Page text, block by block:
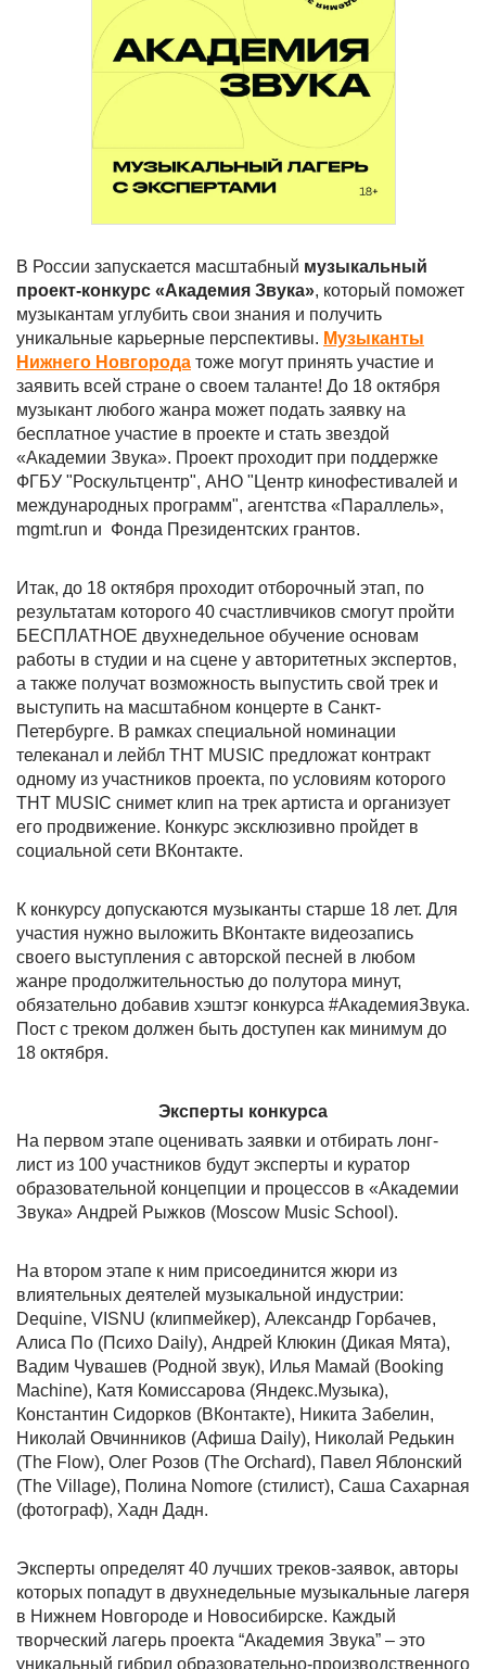
В России запускается масштабный музыкальный
проект-конкурс «Академия Звука», который поможет
музыкантам углубить свои знания и получить
уникальные карьерные перспективы. Музыканты
Нижнего Новгорода тоже могут принять участие и
заявить всей стране о своем таланте! До 18 октября
музыкант любого жанра может подать заявку на
бесплатное участие в проекте и стать звездой
«Академии Звука». Проект проходит при поддержке
ФГБУ "Роскультцентр", АНО "Центр кинофестивалей и
международных программ", агентства «Параллель»,
mgmt.run и Фонда Президентских грантов.
Итак, до 18 октября проходит отборочный этап, по
результатам которого 40 счастливчиков смогут пройти
БЕСПЛАТНОЕ двухнедельное обучение основам
работы в студии и на сцене у авторитетных экспертов,
а также получат возможность выпустить свой трек и
выступить на масштабном концерте в Санкт-
Петербурге. В рамках специальной номинации
телеканал и лейбл ТНТ MUSIC предложат контракт
одному из участников проекта, по условиям которого
ТНТ MUSIC снимет клип на трек артиста и организует
его продвижение. Конкурс эксклюзивно пройдет в
социальной сети ВКонтакте.
К конкурсу допускаются музыканты старше 18 лет. Для
участия нужно выложить ВКонтакте видеозапись
своего выступления с авторской песней в любом
жанре продолжительностью до полутора минут,
обязательно добавив хэштэг конкурса #АкадемияЗвука.
Пост с треком должен быть доступен как минимум до
18 октября.
Эксперты конкурса
На первом этапе оценивать заявки и отбирать лонг-
лист из 100 участников будут эксперты и куратор
образовательной концепции и процессов в «Академии
Звука» Андрей Рыжков (Moscow Music School).
На втором этапе к ним присоединится жюри из
влиятельных деятелей музыкальной индустрии:
Dequine, VISNU (клипмейкер), Александр Горбачев,
Алиса По (Психо Daily), Андрей Клюкин (Дикая Мята),
Вадим Чувашев (Родной звук), Илья Мамай (Booking
Machine), Катя Комиссарова (Яндекс.Музыка),
Константин Сидорков (ВКонтакте), Никита Забелин,
Николай Овчинников (Афиша Daily), Николай Редькин
(The Flow), Олег Розов (The Orchard), Павел Яблонский
(The Village), Полина Nomore (стилист), Саша Сахарная
(фотограф), Хадн Дадн.
Эксперты определят 40 лучших треков-заявок, авторы
которых попадут в двухнедельные музыкальные лагеря
в Нижнем Новгороде и Новосибирске. Каждый
творческий лагерь проекта “Академия Звука” – это
уникальный гибрид образовательно-производственного